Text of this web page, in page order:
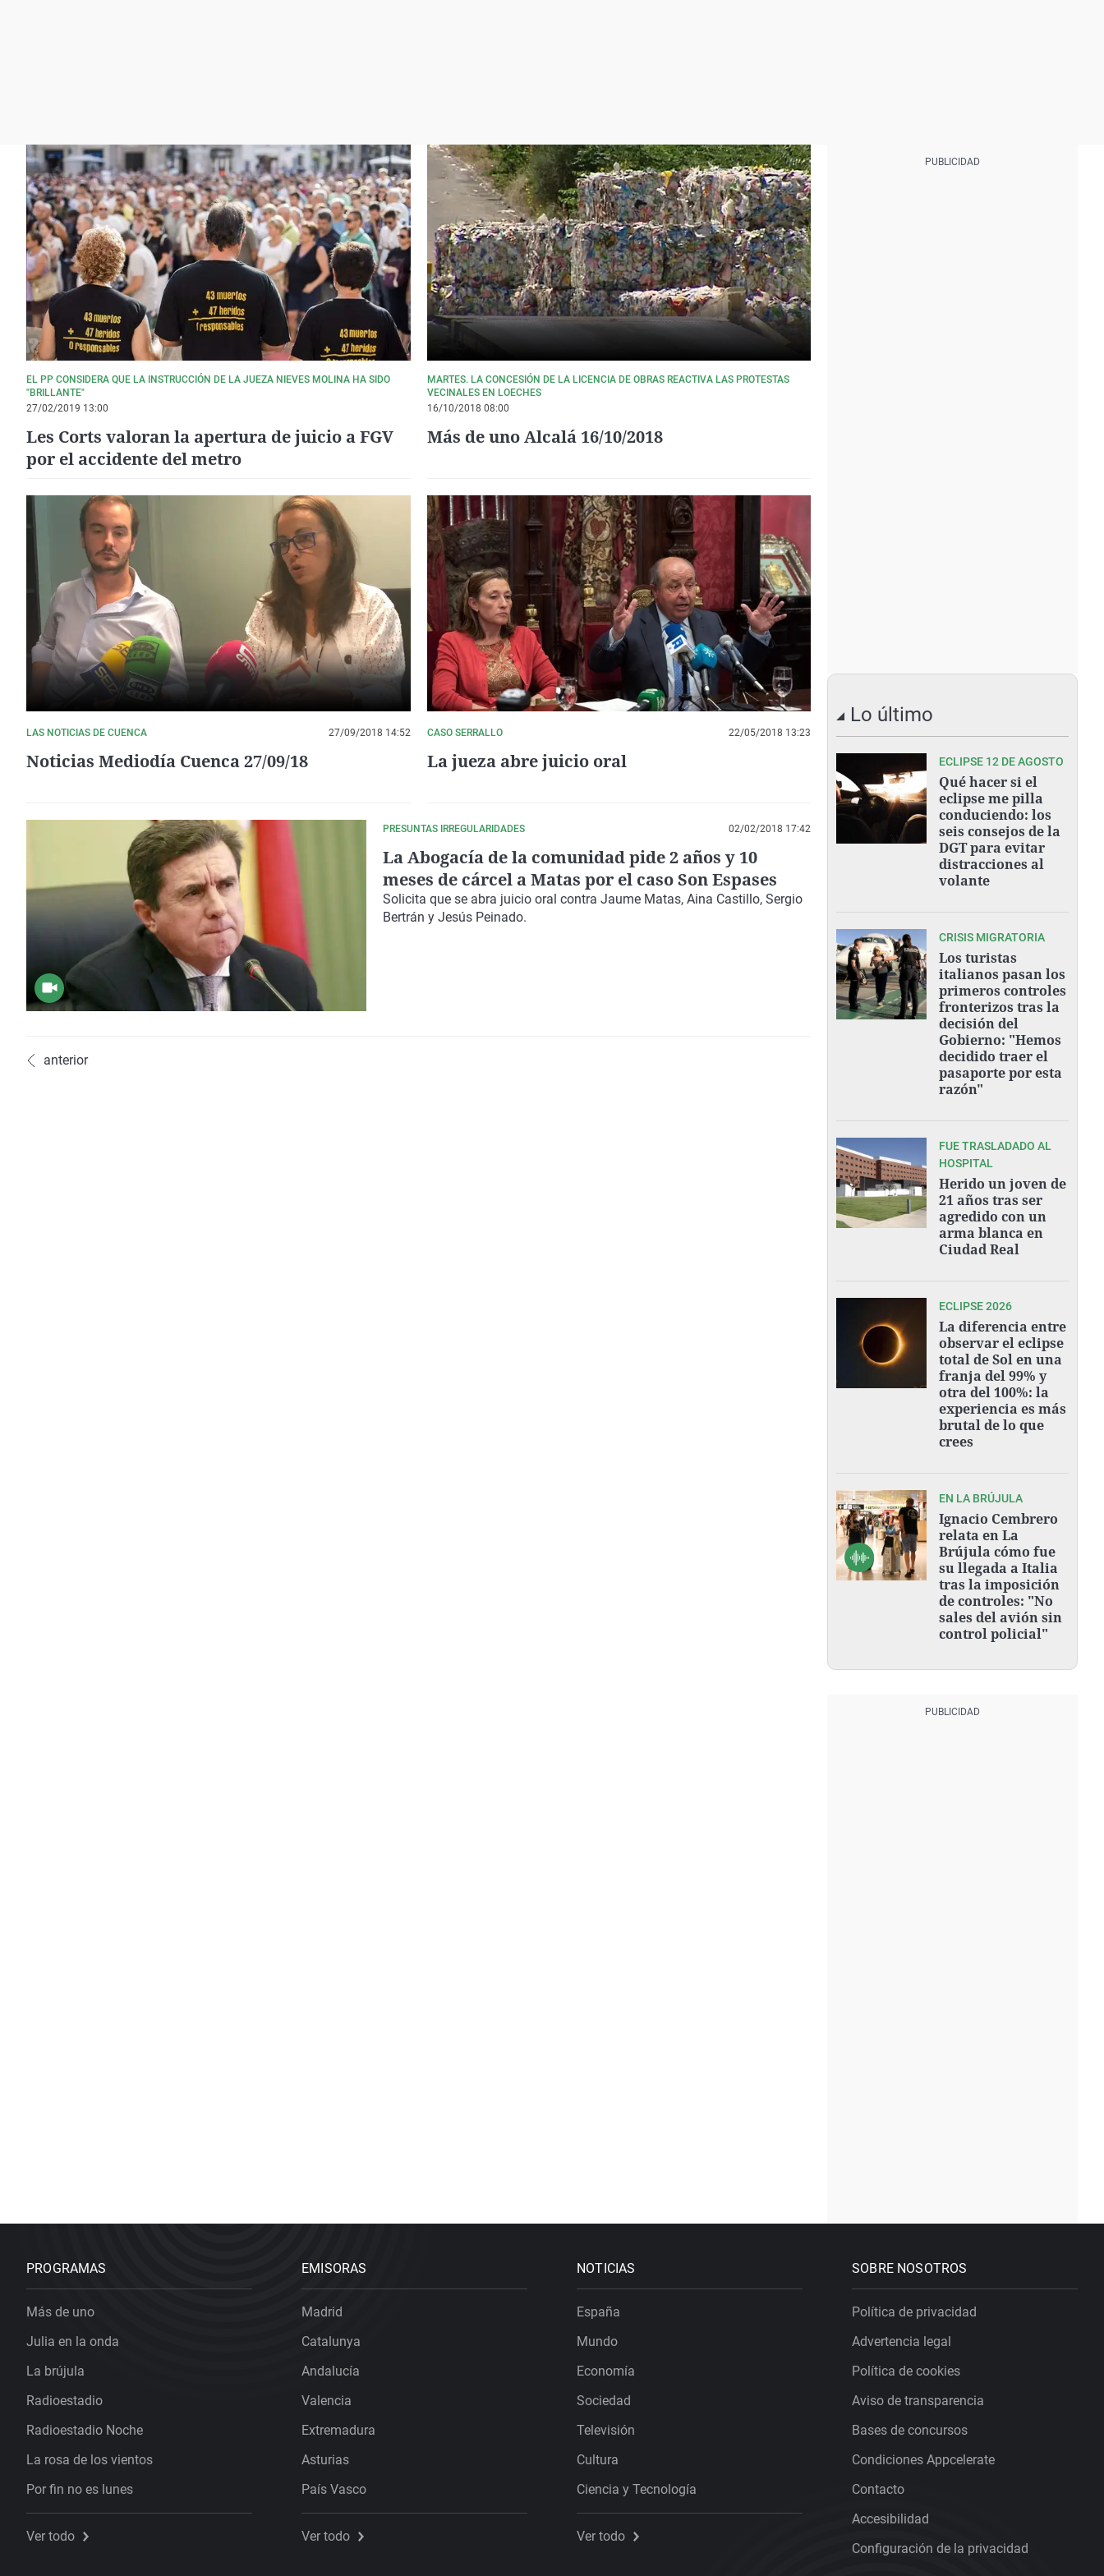
EL PP CONSIDERA QUE LA INSTRUCCIÓN DE LA JUEZA NIEVES MOLINA HA SIDO
"BRILLANTE"
27/02/2019 13:00
Les Corts valoran la apertura de juicio a FGV
por el accidente del metro
MARTES. LA CONCESIÓN DE LA LICENCIA DE OBRAS REACTIVA LAS PROTESTAS
VECINALES EN LOECHES
16/10/2018 08:00
Más de uno Alcalá 16/10/2018
LAS NOTICIAS DE CUENCA 27/09/2018 14:52
Noticias Mediodía Cuenca 27/09/18
CASO SERRALLO 22/05/2018 13:23
La jueza abre juicio oral
PRESUNTAS IRREGULARIDADES 02/02/2018 17:42
La Abogacía de la comunidad pide 2 años y 10
meses de cárcel a Matas por el caso Son Espases
Solicita que se abra juicio oral contra Jaume Matas, Aina Castillo, Sergio
Bertrán y Jesús Peinado.
anterior
Lo último
ECLIPSE 12 DE AGOSTO
Qué hacer si el
eclipse me pilla
conduciendo: los
seis consejos de la
DGT para evitar
distracciones al
volante
CRISIS MIGRATORIA
Los turistas
italianos pasan los
primeros controles
fronterizos tras la
decisión del
Gobierno: "Hemos
decidido traer el
pasaporte por esta
razón"
FUE TRASLADADO AL
HOSPITAL
Herido un joven de
21 años tras ser
agredido con un
arma blanca en
Ciudad Real
ECLIPSE 2026
La diferencia entre
observar el eclipse
total de Sol en una
franja del 99% y
otra del 100%: la
experiencia es más
brutal de lo que
crees
EN LA BRÚJULA
Ignacio Cembrero
relata en La
Brújula cómo fue
su llegada a Italia
tras la imposición
de controles: "No
sales del avión sin
control policial"
PROGRAMAS
Más de uno
Julia en la onda
La brújula
Radioestadio
Radioestadio Noche
La rosa de los vientos
Por fin no es lunes
Ver todo
EMISORAS
Madrid
Catalunya
Andalucía
Valencia
Extremadura
Asturias
País Vasco
Ver todo
NOTICIAS
España
Mundo
Economía
Sociedad
Televisión
Cultura
Ciencia y Tecnología
Ver todo
SOBRE NOSOTROS
Política de privacidad
Advertencia legal
Política de cookies
Aviso de transparencia
Bases de concursos
Condiciones Appcelerate
Contacto
Accesibilidad
Configuración de la privacidad